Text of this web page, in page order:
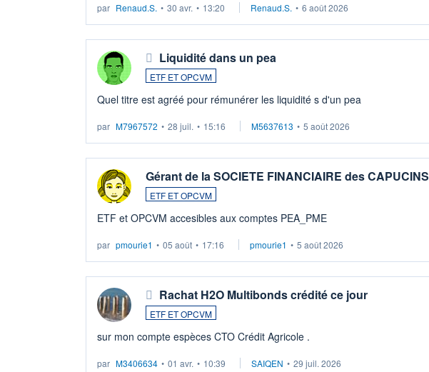
par Renaud.S. • 30 avr. • 13:20 Renaud.S. • 6 août 2026
Liquidité dans un pea
ETF ET OPCVM
Quel titre est agréé pour rémunérer les liquidité s d'un pea
par M7967572 • 28 juil. • 15:16 M5637613 • 5 août 2026
Gérant de la SOCIETE FINANCIAIRE des CAPUCINS
ETF ET OPCVM
ETF et OPCVM accesibles aux comptes PEA_PME
par pmourie1 • 05 août • 17:16 pmourie1 • 5 août 2026
Rachat H2O Multibonds crédité ce jour
ETF ET OPCVM
sur mon compte espèces CTO Crédit Agricole .
par M3406634 • 01 avr. • 10:39 SAIQEN • 29 juil. 2026